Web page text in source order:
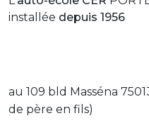
installée depuis 1956
au 109 bld Masséna
de père en fils)